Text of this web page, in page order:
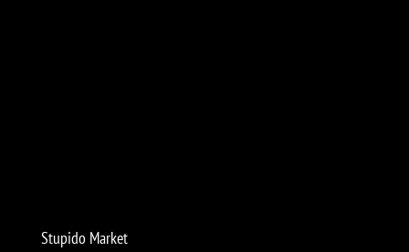
Stupido Market